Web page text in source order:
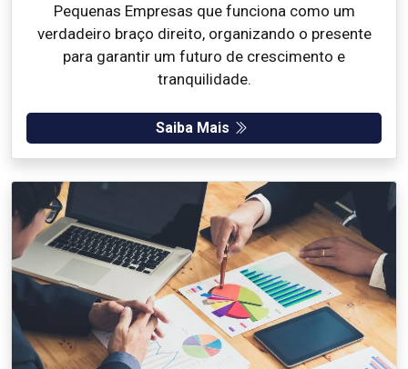
Pequenas Empresas que funciona como um
verdadeiro braço direito, organizando o presente
para garantir um futuro de crescimento e
tranquilidade.
Saiba Mais